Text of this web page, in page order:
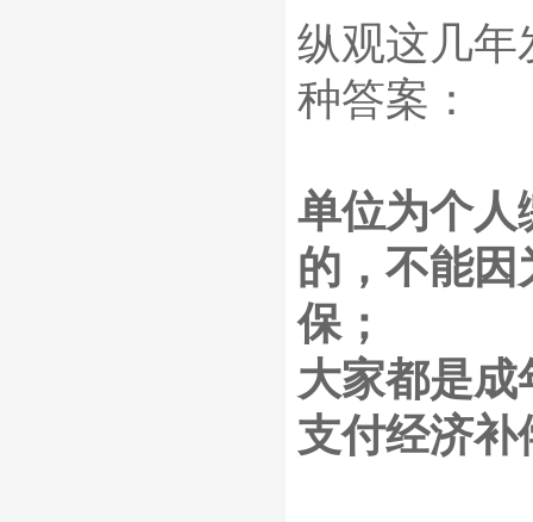
纵观这几年
种答案：
单位为个人
的，不能
保；
大家都是
支付经济补